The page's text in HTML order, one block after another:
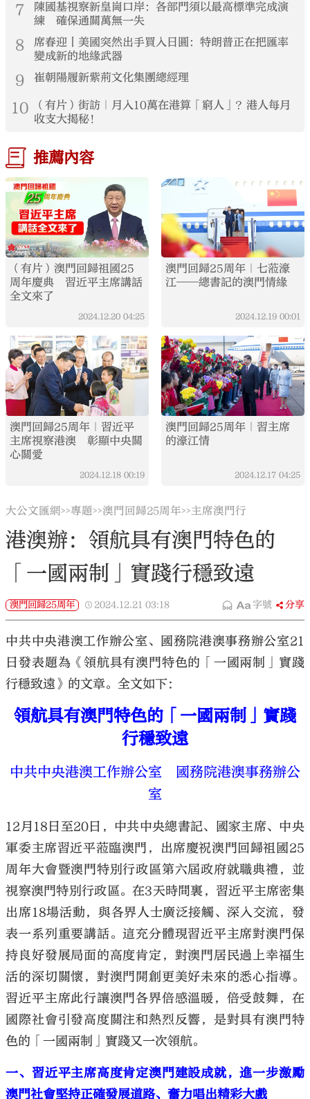
7
陳國基視察新皇崗口岸：各部門須以最高標準完成演
練 確保通關萬無一失
8
席春迎丨美國突然出手買入日圓：特朗普正在把匯率
變成新的地緣武器
9 崔朝陽履新紫荊文化集團總經理
10
（有片）街訪｜月入10萬在港算「窮人」？港人每月
收支大揭秘！
推薦內容
（有片）澳門回歸祖國25
周年慶典 習近平主席講話
全文來了
2024.12.20 04:25
澳門回歸25周年｜七蒞濠
江——總書記的澳門情緣
2024.12.19 00:01
澳門回歸25周年｜習近平
主席視察港澳 彰顯中央關
心關愛
2024.12.18 00:19
澳門回歸25周年｜習主席
的濠江情
2024.12.17 04:25
大公文匯網>>專題>>澳門回歸25周年>>主席澳門行
港澳辦：領航具有澳門特色的
「一國兩制」實踐行穩致遠
澳門回歸25周年 2024.12.21 03:18 字號 分享
中共中央港澳工作辦公室、國務院港澳事務辦公室21
日發表題為《領航具有澳門特色的「一國兩制」實踐
行穩致遠》的文章。全文如下：
領航具有澳門特色的「一國兩制」實踐
行穩致遠
中共中央港澳工作辦公室 國務院港澳事務辦公
室
12月18日至20日，中共中央總書記、國家主席、中央
軍委主席習近平蒞臨澳門，出席慶祝澳門回歸祖國25
周年大會暨澳門特別行政區第六屆政府就職典禮，並
視察澳門特別行政區。在3天時間裏，習近平主席密集
出席18場活動，與各界人士廣泛接觸、深入交流，發
表一系列重要講話。這充分體現習近平主席對澳門保
持良好發展局面的高度肯定，對澳門居民過上幸福生
活的深切關懷，對澳門開創更美好未來的悉心指導。
習近平主席此行讓澳門各界倍感溫暖，倍受鼓舞，在
國際社會引發高度關注和熱烈反響，是對具有澳門特
色的「一國兩制」實踐又一次領航。
一、習近平主席高度肯定澳門建設成就，進一步激勵
澳門社會堅持正確發展道路、奮力唱出精彩大戲